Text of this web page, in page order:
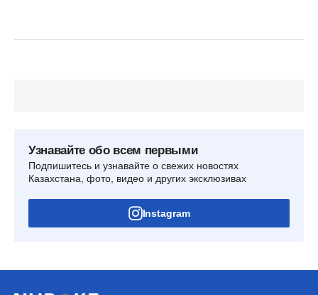
Узнавайте обо всем первыми
Подпишитесь и узнавайте о свежих новостях
Казахстана, фото, видео и других эксклюзивах
Instagram